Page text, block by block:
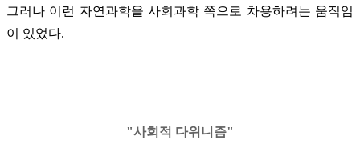
그러나 이런 자연과학을 사회과학 쪽으로 차용하려는 움직임
이 있었다.
"사회적 다위니즘"